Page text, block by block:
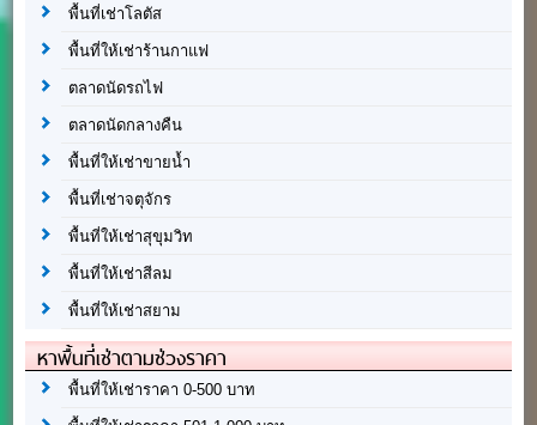
พื้นที่เช่าโลตัส
พื้นที่ให้เช่าร้านกาแฟ
ตลาดนัดรถไฟ
ตลาดนัดกลางคืน
พื้นที่ให้เช่าขายน้ำ
พื้นที่เช่าจตุจักร
พื้นที่ให้เช่าสุขุมวิท
พื้นที่ให้เช่าสีลม
พื้นที่ให้เช่าสยาม
หาพื้นที่เช่าตามช่วงราคา
พื้นที่ให้เช่าราคา 0-500 บาท